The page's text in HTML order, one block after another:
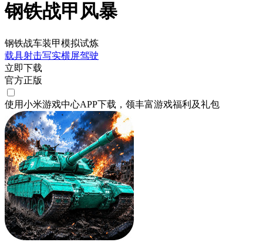
钢铁战甲风暴
钢铁战车装甲模拟试炼
载具射击写实横屏驾驶
立即下载
官方正版
使用小米游戏中心APP下载 ，领丰富游戏福利 及礼包